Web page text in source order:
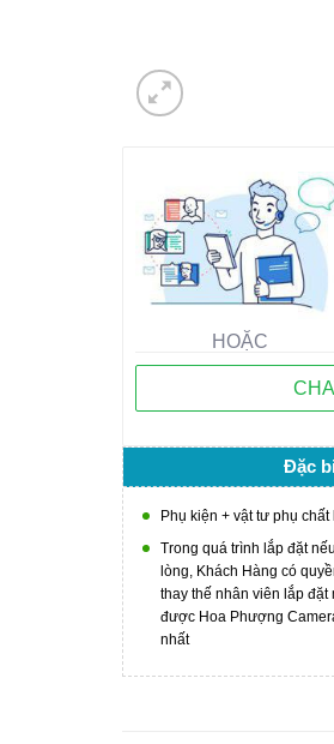
HOẶC
Đặc
Phụ kiện + vật tư phụ
Trong quá trình lắp đặt
lòng, Khách Hàng có
thay thế nhân viên lắp đặt
được Hoa Phượng
nhất